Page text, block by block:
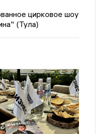
цирковое шоу
(Тула)